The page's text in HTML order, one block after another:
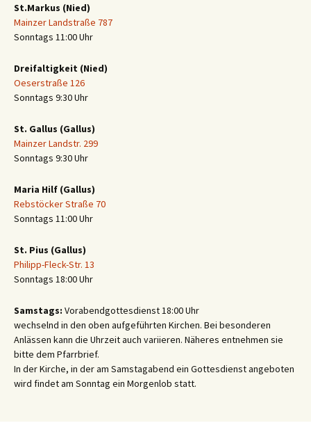
St.Markus (Nied)
Mainzer Landstraße 787
Sonntags 11:00 Uhr
Dreifaltigkeit (Nied)
Oeserstraße 126
Sonntags 9:30 Uhr
St. Gallus (Gallus)
Mainzer Landstr. 299
Sonntags 9:30 Uhr
Maria Hilf (Gallus)
Rebstöcker Straße 70
Sonntags 11:00 Uhr
St. Pius (Gallus)
Philipp-Fleck-Str. 13
Sonntags 18:00 Uhr
Samstags: Vorabendgottesdienst 18:00 Uhr
wechselnd in den oben aufgeführten Kirchen. Bei besonderen
Anlässen kann die Uhrzeit auch variieren. Näheres entnehmen sie
bitte dem Pfarrbrief.
In der Kirche, in der am Samstagabend ein Gottesdienst angeboten
wird findet am Sonntag ein Morgenlob statt.